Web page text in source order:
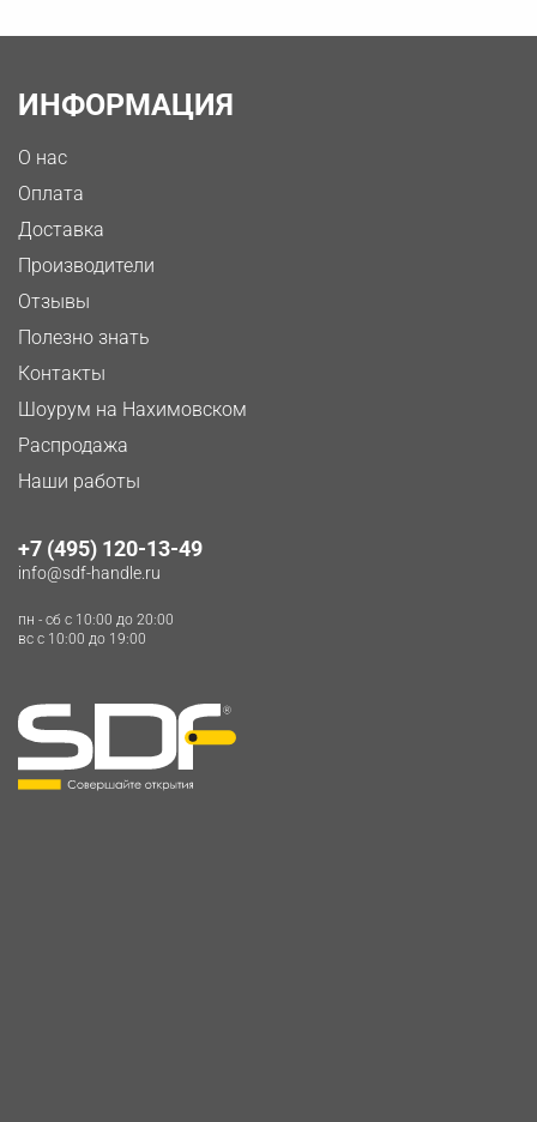
ИНФОРМАЦИЯ
О нас
Оплата
Доставка
Производители
Отзывы
Полезно знать
Контакты
Шоурум на Нахимовском
Распродажа
Наши работы
+7 (495) 120-13-49
info@sdf-handle.ru
пн - сб c 10:00 до 20:00
вс c 10:00 до 19:00